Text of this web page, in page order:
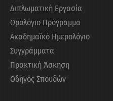
Διπλωματική Εργασία
Ωρολόγιο Πρόγραμμα
Ακαδημαϊκό Ημερολόγιο
Συγγράμματα
Πρακτική Άσκηση
Οδηγός Σπουδών